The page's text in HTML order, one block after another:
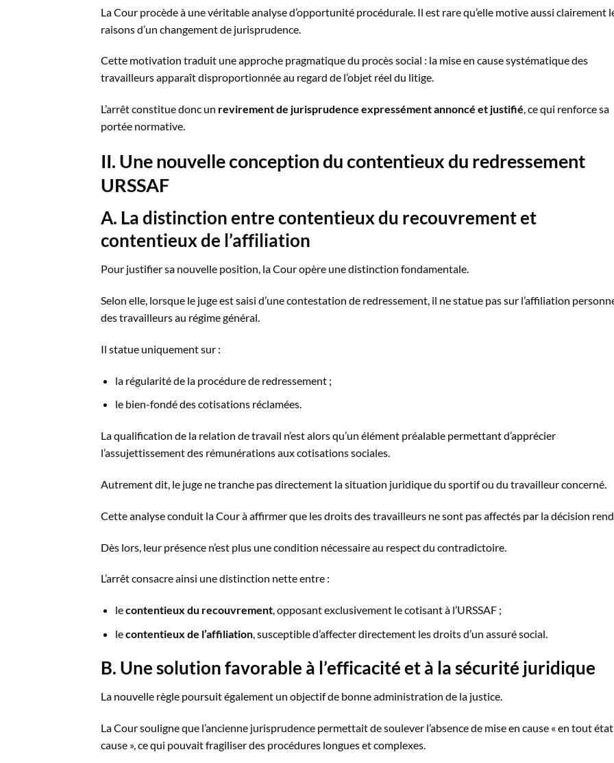
La Cour procède à une véritable analyse d’opportunité procédurale. Il est rare qu’elle motive aussi clairement
raisons d’un changement de jurisprudence.
Cette motivation traduit une approche pragmatique du procès social : la mise en cause systématique des
travailleurs apparaît disproportionnée au regard de l’objet réel du litige.
L’arrêt constitue donc un revirement de jurisprudence expressément annoncé et justifié, ce qui renforce sa
portée normative.
II. Une nouvelle conception du contentieux du redressement
URSSAF
A. La distinction entre contentieux du recouvrement et
contentieux de l’affiliation
Pour justifier sa nouvelle position, la Cour opère une distinction fondamentale.
Selon elle, lorsque le juge est saisi d’une contestation de redressement, il ne statue pas sur l’affiliation
des travailleurs au régime général.
Il statue uniquement sur :
la régularité de la procédure de redressement ;
le bien-fondé des cotisations réclamées.
La qualification de la relation de travail n’est alors qu’un élément préalable permettant d’apprécier
l’assujettissement des rémunérations aux cotisations sociales.
Autrement dit, le juge ne tranche pas directement la situation juridique du sportif ou du travailleur concerné.
Cette analyse conduit la Cour à affirmer que les droits des travailleurs ne sont pas affectés par la décision
Dès lors, leur présence n’est plus une condition nécessaire au respect du contradictoire.
L’arrêt consacre ainsi une distinction nette entre :
lecontentieux du recouvrement, opposant exclusivement le cotisant à l’URSSAF ;
lecontentieux de l’affiliation, susceptible d’affecter directement les droits d’un assuré social.
B. Une solution favorable à l’efficacité et à la sécurité juridique
La nouvelle règle poursuit également un objectif de bonne administration de la justice.
La Cour souligne que l’ancienne jurisprudence permettait de soulever l’absence de mise en cause « en tout
cause », ce qui pouvait fragiliser des procédures longues et complexes.